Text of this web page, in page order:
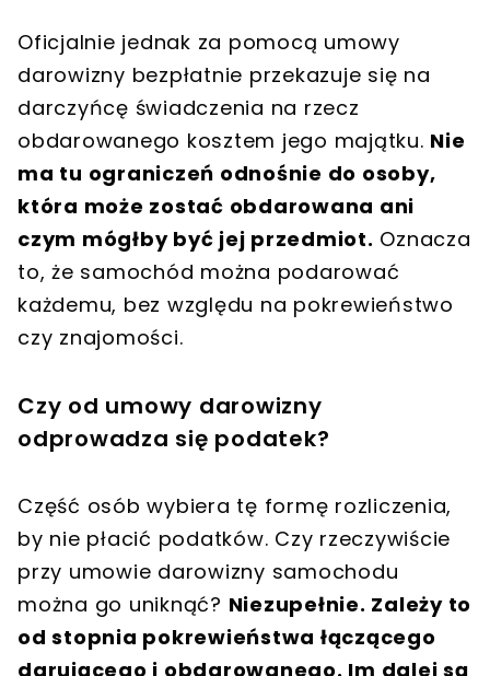
Oficjalnie jednak za pomocą umowy
darowizny bezpłatnie przekazuje się na
darczyńcę świadczenia na rzecz
obdarowanego kosztem jego majątku. Nie
ma tu ograniczeń odnośnie do osoby,
która może zostać obdarowana ani
czym mógłby być jej przedmiot. Oznacza
to, że samochód można podarować
każdemu, bez względu na pokrewieństwo
czy znajomości.
Czy od umowy darowizny
odprowadza się podatek?
Część osób wybiera tę formę rozliczenia,
by nie płacić podatków. Czy rzeczywiście
przy umowie darowizny samochodu
można go uniknąć? Niezupełnie. Zależy to
od stopnia pokrewieństwa łączącego
darującego i obdarowanego. Im dalej są